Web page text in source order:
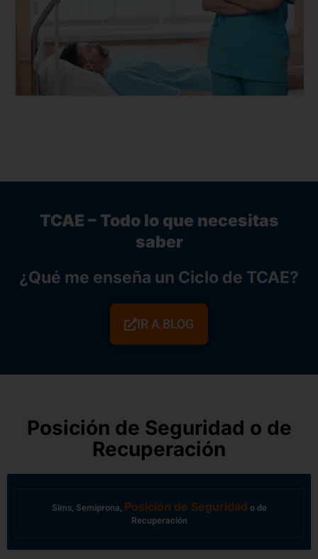
TCAE – Todo lo que necesitas
saber
¿Qué me enseña un Ciclo de TCAE?
IR A BLOG
Posición de Seguridad o de
Recuperación
Sims, Semiprona, Posición de Seguridad o de
Recuperación